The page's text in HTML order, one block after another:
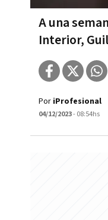
A una
Interior,
Por iProfesional
04/12/2023- 08:54hs